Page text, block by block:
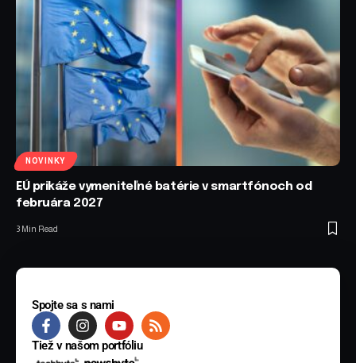
NOVINKY
EÚ prikáže vymeniteľné batérie v smartfónoch od
februára 2027
3 Min Read
Spojte sa s nami
Tiež v našom portfóliu